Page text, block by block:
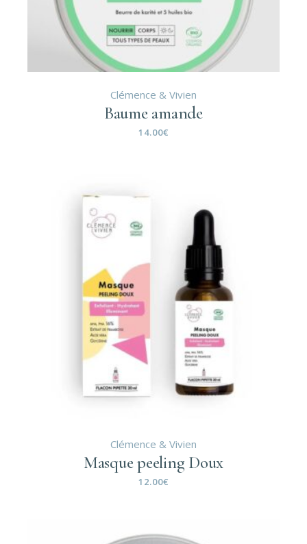
Clémence & Vivien
Baume amande
14.00€
Clémence & Vivien
Masque peeling Doux
12.00€